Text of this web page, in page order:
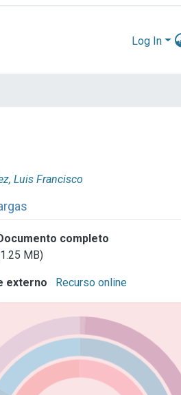
Log In
Luis Francisco
completo
MB)
externo Recurso online